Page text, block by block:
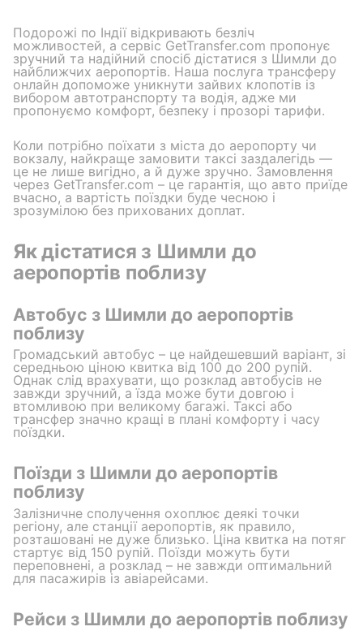
Подорожі по Індії відкривають безліч
можливостей, а сервіс GetTransfer.com пропонує
зручний та надійний спосіб дістатися з Шимли до
найближчих аеропортів. Наша послуга трансферу
онлайн допоможе уникнути зайвих клопотів із
вибором автотранспорту та водія, адже ми
пропонуємо комфорт, безпеку і прозорі тарифи.
Коли потрібно поїхати з міста до аеропорту чи
вокзалу, найкраще замовити таксі заздалегідь —
це не лише вигідно, а й дуже зручно. Замовлення
через GetTransfer.com – це гарантія, що авто приїде
вчасно, а вартість поїздки буде чесною і
зрозумілою без прихованих доплат.
Як дістатися з Шимли до
аеропортів поблизу
Автобус з Шимли до аеропортів
поблизу
Громадський автобус – це найдешевший варіант, зі
середньою ціною квитка від 100 до 200 рупій.
Однак слід врахувати, що розклад автобусів не
завжди зручний, а їзда може бути довгою і
втомливою при великому багажі. Таксі або
трансфер значно кращі в плані комфорту і часу
поїздки.
Поїзди з Шимли до аеропортів
поблизу
Залізничне сполучення охоплює деякі точки
регіону, але станції аеропортів, як правило,
розташовані не дуже близько. Ціна квитка на потяг
стартує від 150 рупій. Поїзди можуть бути
переповнені, а розклад – не завжди оптимальний
для пасажирів із авіарейсами.
Рейси з Шимли до аеропортів поблизу